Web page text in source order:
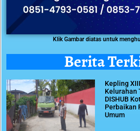
Klik Gambar diatas untuk
Berita
Kepling
Kelurahan
DISHUB
Perbaikan
Umum